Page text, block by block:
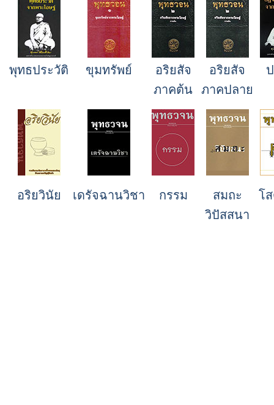
พุทธประวัติ ขุมทรัพย์
อริยสัจ
ภาคต้น
อริยสัจ
ภาคปลาย
อริยวินัย เดรัจฉานวิชา กรรม
สมถะ
วิปัสสนา
โ